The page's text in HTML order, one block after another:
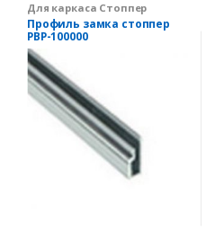
Для каркаса Стоппер
PBP150-45
Профиль замка стоппер
PBP-100000